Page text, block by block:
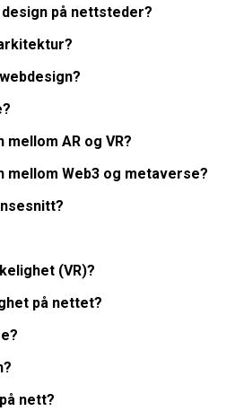
på nettsteder?
AR og VR?
mellom Web3 og metaverse?
(VR)?
på nettet?
nett?